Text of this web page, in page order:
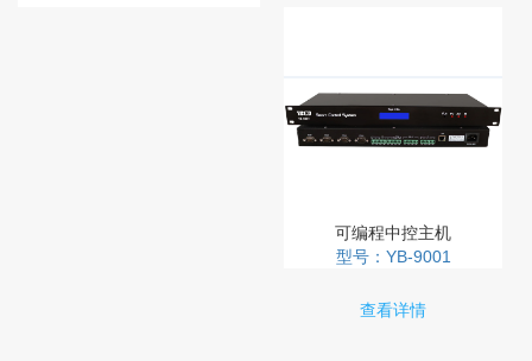
可编程中控主机
型号：YB-9001
查看详情